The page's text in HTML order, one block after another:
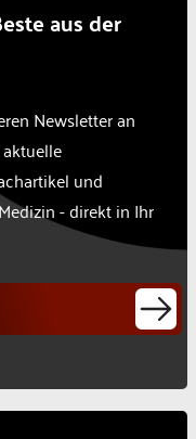
aus der
Newsletter an
und
- direkt in Ihr